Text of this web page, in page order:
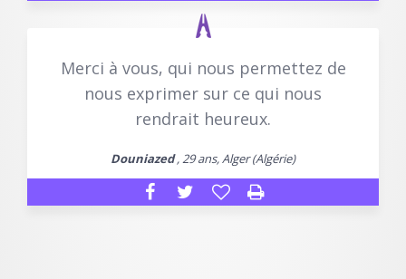
Merci à vous, qui nous permettez de
nous exprimer sur ce qui nous
rendrait heureux.
Douniazed, 29 ans, Alger (Algérie)